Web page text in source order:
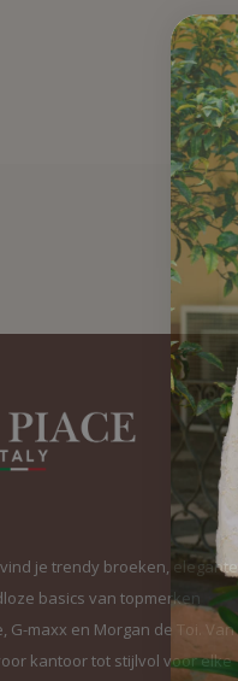
vind je trendy broeken, elegante
basics van topmerken
G-maxx en Morgan de Toi. Van
kantoor tot stijlvol voor elke